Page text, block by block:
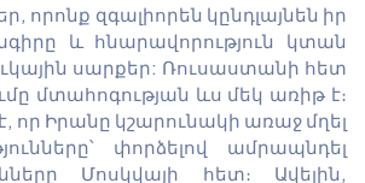
որոնք զգալիորեն կընդլայնեն իր
և հնարավորություն կտան
սարքեր: Ռուսաստանի հետ
մտահոգության ևս մեկ առիթ է։
որ Իրանը կշարունակի առաջ մղել
փորձելով ամրապնդել
Մոսկվայի հետ։ Ավելին,